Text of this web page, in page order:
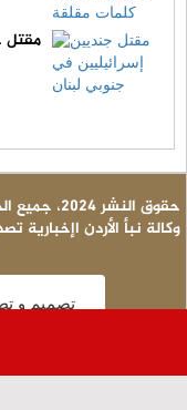
مقتل
© حقوق النشر 2024، جميع الحقوق محفوظة | نبأ الأردن
وكالة نبأ الأردن اإخبارية
تصميم و